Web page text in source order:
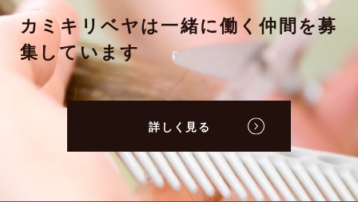
カミキリベヤは一緒に働く仲間を募
集しています
詳しく見る